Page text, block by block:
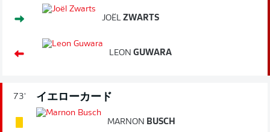
JOËL ZWARTS
LEON GUWARA
73' イエローカード
MARNON BUSCH